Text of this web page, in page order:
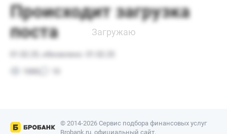
© 2014-2026 Сервис подбора финансовых услуг
Brobank.ru, официальный сайт.